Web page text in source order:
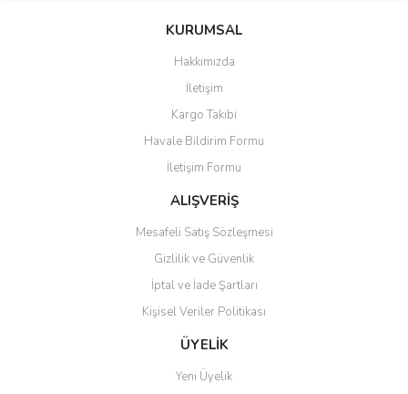
Bu ürüne ilk yorumu siz yapın!
Yorum Yaz
Ürün resmi kalitesiz, bozuk veya görüntülenemiyor.
Ürün açıklamasında eksik bilgiler bulunuyor.
Ürün bilgilerinde hatalar bulunuyor.
Ürün fiyatı diğer sitelerden daha pahalı.
Bu ürüne benzer farklı alternatifler olmalı.
Gönder
KURUMSAL
Hakkımızda
İletişim
Kargo Takibi
Havale Bildirim Formu
İletişim Formu
ALIŞVERİŞ
Mesafeli Satış Sözleşmesi
Gizlilik ve Güvenlik
İptal ve İade Şartları
Kişisel Veriler Politikası
ÜYELİK
Yeni Üyelik